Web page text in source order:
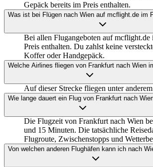
Gepäck bereits im Preis enthalten.
Was ist bei Flügen nach Wien auf mcflight.de im
Bei allen Flugangeboten auf mcflight.de
Preis enthalten. Du zahlst keine
Koffer oder Handgepäck.
Welche Airlines fliegen von Frankfurt nach Wien
Auf dieser Strecke fliegen unter
Wie lange dauert ein Flug von Frankfurt nach
Die Flugzeit von Frankfurt nach Wien
und 15 Minuten. Die tatsächliche
Flugroute, Zwischenstopps und
Von welchen anderen Flughäfen kann ich nach